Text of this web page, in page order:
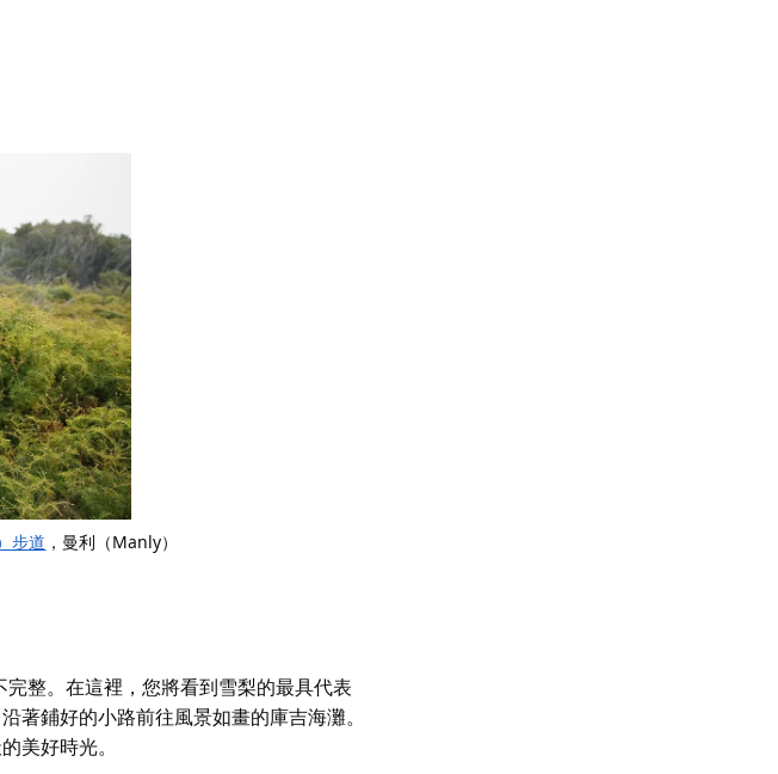
步道 ，曼利（Manly）
整。在這裡，您將看到雪梨的最具代表
著鋪好的小路前往風景如畫的庫吉海灘。
美好時光。